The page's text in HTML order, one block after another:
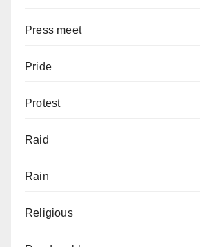
Press meet
Pride
Protest
Raid
Rain
Religious